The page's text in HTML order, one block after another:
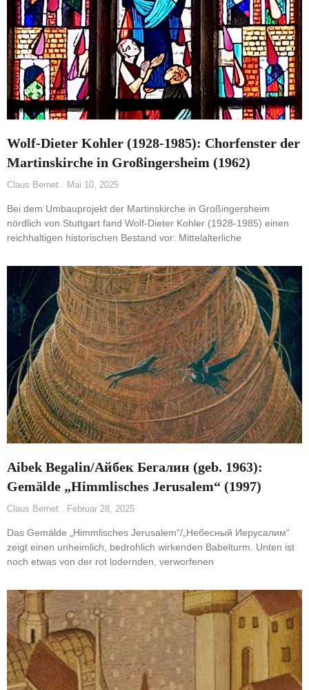
Wolf-Dieter Kohler (1928-1985): Chorfenster der
Martinskirche in Großingersheim (1962)
Claus Bernet Mai 10, 2025
Bei dem Umbauprojekt der Martinskirche in Großingersheim
nördlich von Stuttgart fand Wolf-Dieter Kohler (1928-1985) einen
reichhaltigen historischen Bestand vor: Mittelalterliche
Aibek Begalin/Айбек Бегалин (geb. 1963):
Gemälde „Himmlisches Jerusalem“ (1997)
Claus Bernet Februar 28, 2025
Das Gemälde „Himmlisches Jerusalem“/„Небесный Иерусалим“
zeigt einen unheimlich, bedrohlich wirkenden Babelturm. Unten ist
noch etwas von der rot lodernden, verworfenen